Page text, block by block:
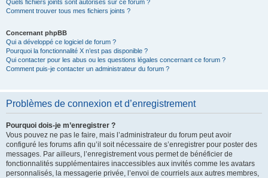
Quels fichiers joints sont autorisés sur ce forum ?
Comment trouver tous mes fichiers joints ?
Concernant phpBB
Qui a développé ce logiciel de forum ?
Pourquoi la fonctionnalité X n’est pas disponible ?
Qui contacter pour les abus ou les questions légales concernant ce forum ?
Comment puis-je contacter un administrateur du forum ?
Problèmes de connexion et d’enregistrement
Pourquoi dois-je m’enregistrer ?
Vous pouvez ne pas le faire, mais l’administrateur du forum peut avoir
configuré les forums afin qu’il soit nécessaire de s’enregistrer pour poster des
messages. Par ailleurs, l’enregistrement vous permet de bénéficier de
fonctionnalités supplémentaires inaccessibles aux invités comme les avatars
personnalisés, la messagerie privée, l’envoi de courriels aux autres membres,